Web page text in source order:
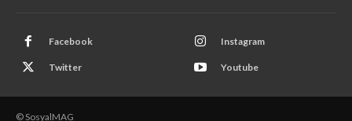
Facebook Instagram
Twitter Youtube
© SosyalMAG